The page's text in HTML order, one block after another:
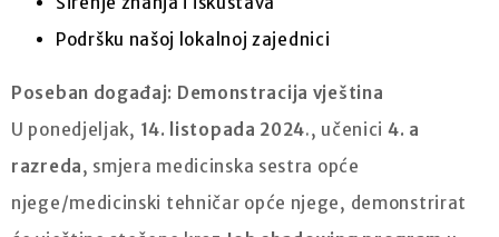
Podršku našoj lokalnoj zajednici
Poseban događaj: Demonstracija vještina
U ponedjeljak, 14. listopada 2024., učenici 4. a
razreda, smjera medicinska sestra opće
njege/medicinski tehničar opće njege, demonstrirat